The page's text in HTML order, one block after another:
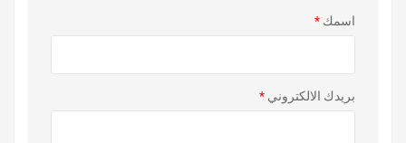
اسمك *
بريدك الالكتروني *